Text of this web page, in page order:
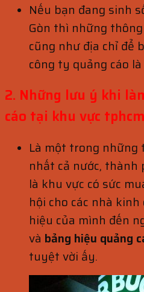
Nếu bạn đang sinh
Gòn thì những
cũng như địa chỉ để
công ty quảng cáo
2. Những lưu ý khi
cáo tại khu vực tphcm
Là một trong
nhất cả nước, thành
là khu vực có sức
hội cho các nhà
hiệu của mình đến
và bảng hiệu quảng
tuyệt vời ấy.